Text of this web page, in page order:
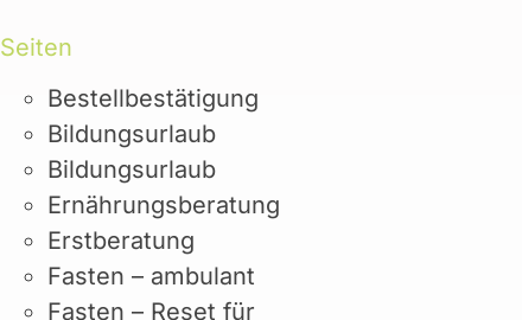
Seiten
Bestellbestätigung
Bildungsurlaub
Bildungsurlaub
Ernährungsberatung
Erstberatung
Fasten – ambulant
Fasten – Reset für